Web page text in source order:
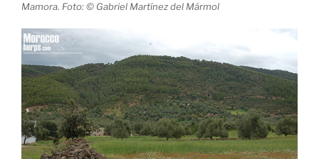
Mamora. Foto: © Gabriel Martínez del Mármol